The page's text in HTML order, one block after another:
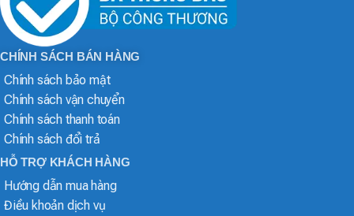
CHÍNH SÁCH BÁN HÀNG
Chính sách bảo mật
Chính sách vận chuyển
Chính sách thanh toán
Chính sách đổi trả
HỖ TRỢ KHÁCH HÀNG
Hướng dẫn mua hàng
Điều khoản dịch vụ